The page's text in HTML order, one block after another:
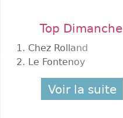
Top Dimanche
1. Chez Rolland
2. Le Fontenoy
Voir la suite